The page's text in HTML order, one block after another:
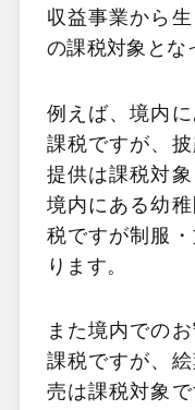
収益事業から
の課税対象とな
例えば、境内
課税ですが、
提供は課税対象
境内にある幼
税ですが制服
ります。
また境内での
課税ですが、
売は課税対象